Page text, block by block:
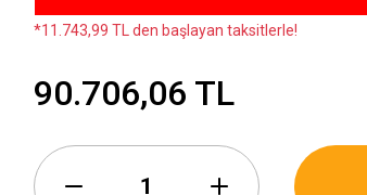
*11.743,99 TL den başlayan taksitlerle!
90.706,06 TL